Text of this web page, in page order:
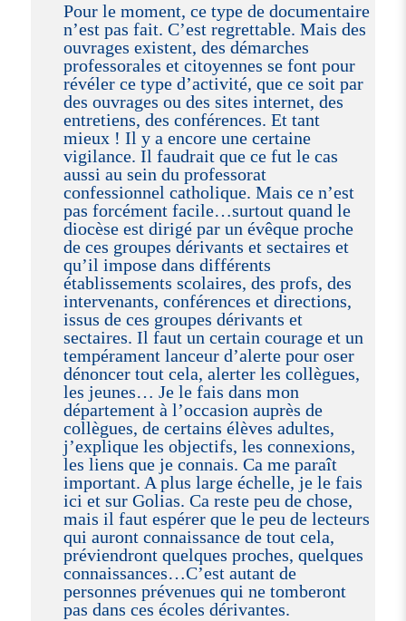
Pour le moment, ce type de documentaire
n’est pas fait. C’est regrettable. Mais des
ouvrages existent, des démarches
professorales et citoyennes se font pour
révéler ce type d’activité, que ce soit par
des ouvrages ou des sites internet, des
entretiens, des conférences. Et tant
mieux ! Il y a encore une certaine
vigilance. Il faudrait que ce fut le cas
aussi au sein du professorat
confessionnel catholique. Mais ce n’est
pas forcément facile…surtout quand le
diocèse est dirigé par un évêque proche
de ces groupes dérivants et sectaires et
qu’il impose dans différents
établissements scolaires, des profs, des
intervenants, conférences et directions,
issus de ces groupes dérivants et
sectaires. Il faut un certain courage et un
tempérament lanceur d’alerte pour oser
dénoncer tout cela, alerter les collègues,
les jeunes… Je le fais dans mon
département à l’occasion auprès de
collègues, de certains élèves adultes,
j’explique les objectifs, les connexions,
les liens que je connais. Ca me paraît
important. A plus large échelle, je le fais
ici et sur Golias. Ca reste peu de chose,
mais il faut espérer que le peu de lecteurs
qui auront connaissance de tout cela,
préviendront quelques proches, quelques
connaissances…C’est autant de
personnes prévenues qui ne tomberont
pas dans ces écoles dérivantes.